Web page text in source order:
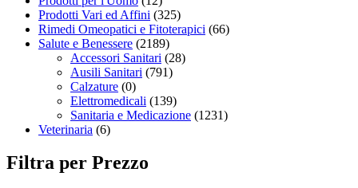
Prodotti Vari ed Affini (325)
Rimedi Omeopatici e Fitoterapici (66)
Salute e Benessere (2189)
Accessori Sanitari (28)
Ausili Sanitari (791)
Calzature (0)
Elettromedicali (139)
Sanitaria e Medicazione (1231)
Veterinaria (6)
Filtra per Prezzo